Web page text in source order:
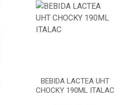
BEBIDA LACTEA UHT
CHOCKY 190ML ITALAC